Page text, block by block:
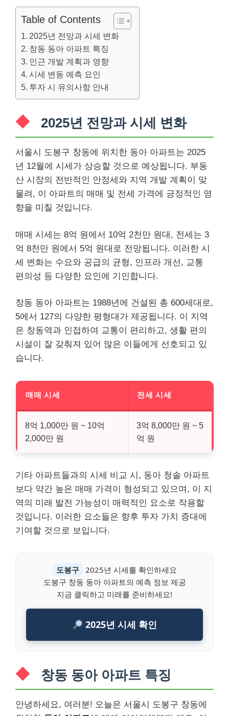
Table of Contents
2025년 전망과 시세 변화
창동 동아 아파트 특징
인근 개발 계획과 영향
시세 변동 예측 요인
투자 시 유의사항 안내
2025년 전망과 시세 변화
서울시 도봉구 창동에 위치한 동아 아파트는 2025
년 12월에 시세가 상승할 것으로 예상됩니다. 부동
산 시장의 전반적인 안정세와 지역 개발 계획이 맞
물려, 이 아파트의 매매 및 전세 가격에 긍정적인 영
향을 미칠 것입니다.
매매 시세는 8억 원에서 10억 2천만 원대, 전세는 3
억 8천만 원에서 5억 원대로 전망됩니다. 이러한 시
세 변화는 수요와 공급의 균형, 인프라 개선, 교통
편의성 등 다양한 요인에 기인합니다.
창동 동아 아파트는 1988년에 건설된 총 600세대로,
5에서 127의 다양한 평형대가 제공됩니다. 이 지역
은 창동역과 인접하여 교통이 편리하고, 생활 편의
시설이 잘 갖춰져 있어 많은 이들에게 선호되고 있
습니다.
매매 시세 전세 시세
8억 1,000만 원 ~ 10억
2,000만 원
3억 8,000만 원 ~ 5
억 원
기타 아파트들과의 시세 비교 시, 동아 청솔 아파트
보다 약간 높은 매매 가격이 형성되고 있으며, 이 지
역의 미래 발전 가능성이 매력적인 요소로 작용할
것입니다. 이러한 요소들은 향후 투자 가치 증대에
기여할 것으로 보입니다.
도봉구 2025년 시세를 확인하세요
도봉구 창동 동아 아파트의 예측 정보 제공
지금 클릭하고 미래를 준비하세요!
2025년 시세 확인
창동 동아 아파트 특징
안녕하세요, 여러분! 오늘은 서울시 도봉구 창동에